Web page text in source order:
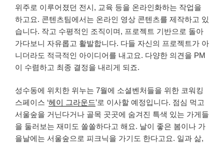
위주로 이루어졌던 전시, 교육 등을 온라인화하는 작업을
하고요. 콘텐츠팀에서는 온라인 영상 콘텐츠를 제작하고 있
습니다. 작고 수평적인 조직이며, 프로젝트 기반으로 돌아
가다보니 자유롭고 활발합니다. 다들 자신의 프로젝트가 아
니더라도 적극적인 아이디어를 내고요. 다양한 의견을 PM
이 수렴하고 최종 결정을 내리게 되죠.
성수동에 위치한 위누는 7월에 소셜벤처들을 위한 코워킹
스페이스 ‘헤이 그라운드’로 이사할 예정입니다. 점심 먹고
서울숲을 거닌다거나 골목 곳곳에 숨겨진 특색 있는 가게들
을 둘러보는 재미도 쏠쏠하다고 해요. 날이 좋은 봄이나 가
을날에는 서울숲으로 피크닉을 가기도 한다고요. 일과 삶,